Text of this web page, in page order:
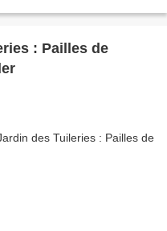
: Pailles de